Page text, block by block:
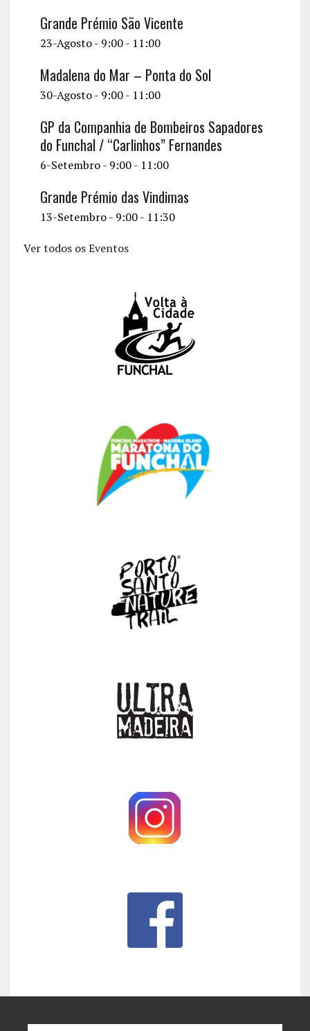
Grande Prémio São Vicente
23-Agosto - 9:00- 11:00
Madalena do Mar – Ponta do Sol
30-Agosto - 9:00- 11:00
GP da Companhia de Bombeiros Sapadores
do Funchal / “Carlinhos” Fernandes
6-Setembro - 9:00- 11:00
Grande Prémio das Vindimas
13-Setembro - 9:00- 11:30
Ver todos os Eventos